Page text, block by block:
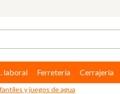
laboral Ferretería Cerrajería
y juegos de agua